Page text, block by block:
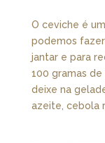
O ceviche é
podemos
jantar e para
100 gramas
deixe na
azeite, cebola